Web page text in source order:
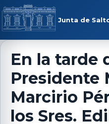
Saltar al contenido
Junta de
menú
En la tarde
Presidente
Marcirio
los Sres.